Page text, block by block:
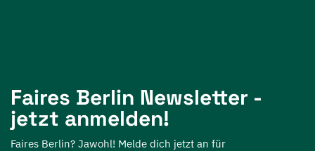
Faires Berlin Newsletter -
jetzt anmelden!
Faires Berlin? Jawohl! Melde dich jetzt an für